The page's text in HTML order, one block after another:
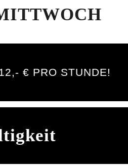
€ PRO STUNDE!